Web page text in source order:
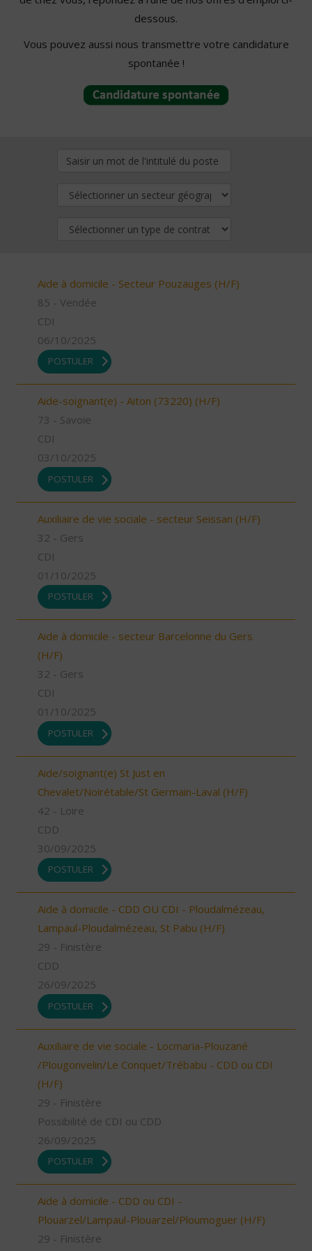
dessous.
Vous pouvez aussi nous transmettre votre candidature
spontanée !
Aide à domicile - Secteur Pouzauges (H/F)
85 - Vendée
CDI
06/10/2025
POSTULER
Aide-soignant(e) - Aiton (73220) (H/F)
73 - Savoie
CDI
03/10/2025
POSTULER
Auxiliaire de vie sociale - secteur Seissan (H/F)
32 - Gers
CDI
01/10/2025
POSTULER
Aide à domicile - secteur Barcelonne du Gers
(H/F)
32 - Gers
CDI
01/10/2025
POSTULER
Aide/soignant(e) St Just en
Chevalet/Noirétable/St Germain-Laval (H/F)
42 - Loire
CDD
30/09/2025
POSTULER
Aide à domicile - CDD OU CDI - Ploudalmézeau,
Lampaul-Ploudalmézeau, St Pabu (H/F)
29 - Finistère
CDD
26/09/2025
POSTULER
Auxiliaire de vie sociale - Locmaria-Plouzané
/Plougonvelin/Le Conquet/Trébabu - CDD ou CDI
(H/F)
29 - Finistère
Possibilité de CDI ou CDD
26/09/2025
POSTULER
Aide à domicile - CDD ou CDI -
Plouarzel/Lampaul-Plouarzel/Ploumoguer (H/F)
29 - Finistère